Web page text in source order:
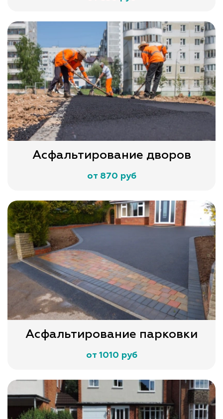
Асфальтирование дворов
от 870 руб
Асфальтирование парковки
от 1010 руб